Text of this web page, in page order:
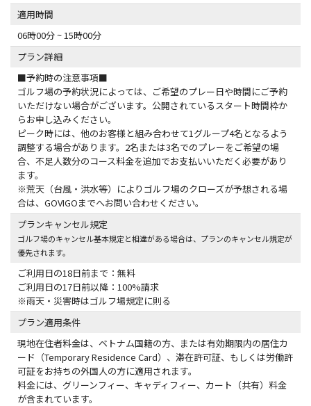
適用時間
06時00分 ~ 15時00分
プラン詳細
■予約時の注意事項■
ゴルフ場の予約状況によっては、ご希望のプレー日や時間にご予約
いただけない場合がございます。公開されているスタート時間枠か
らお申し込みください。
ピーク時には、他のお客様と組み合わせて1グループ4名となるよう
調整する場合があります。2名または3名でのプレーをご希望の場
合、不足人数分のコース料金を追加でお支払いいただく必要があり
ます。
※荒天（台風・洪水等）によりゴルフ場のクローズが予想される場
合は、GOVIGOまでへお問い合わせください。
プランキャンセル規定
ゴルフ場のキャンセル基本規定と相違がある場合は、プランのキャンセル規定が
優先されます。
ご利用日の18日前まで：無料
ご利用日の17日前以降：100%請求
プラン適用条件
現地在住者料金は、ベトナム国籍の方、または有効期限内の居住カ
ード（Temporary Residence Card）、滞在許可証、もしくは労働許
可証をお持ちの外国人の方に適用されます。
料金には、グリーンフィー、キャディフィー、カート（共有）料金
が含まれています。